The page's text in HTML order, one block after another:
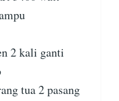
2 kali ganti
tua 2 pasang